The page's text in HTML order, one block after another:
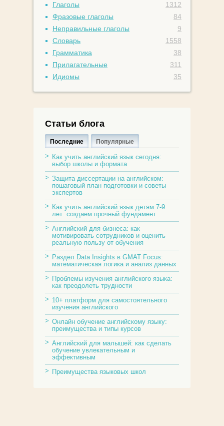
Глаголы
1312
Фразовые глаголы
84
Неправильные глаголы
9
Словарь
1558
Грамматика
38
Прилагательные
311
Идиомы
35
Статьи блога
Последние Популярные
Как учить английский язык сегодня:
выбор школы и формата
Защита диссертации на английском:
пошаговый план подготовки и советы
экспертов
Как учить английский язык детям 7-9
лет: создаем прочный фундамент
Английский для бизнеса: как
мотивировать сотрудников и оценить
реальную пользу от обучения
Раздел Data Insights в GMAT Focus:
математическая логика и анализ данных
Проблемы изучения английского языка:
как преодолеть трудности
10+ платформ для самостоятельного
изучения английского
Онлайн обучение английскому языку:
преимущества и типы курсов
Английский для малышей: как сделать
обучение увлекательным и
эффективным
Преимущества языковых школ